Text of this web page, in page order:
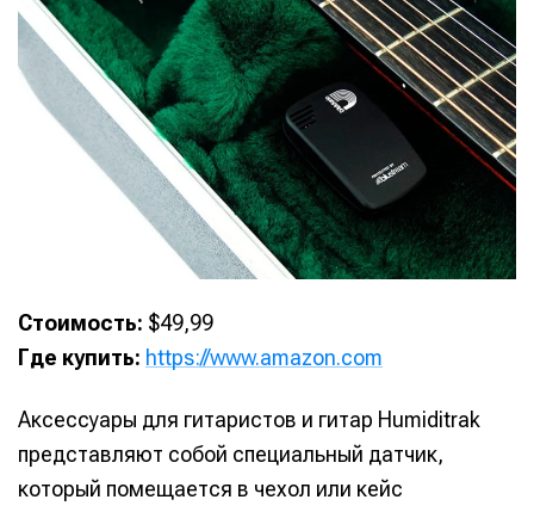
Стоимость: $49,99
Где купить: https://www.amazon.com
Аксессуары для гитаристов и гитар Humiditrak
представляют собой специальный датчик,
который помещается в чехол или кейс